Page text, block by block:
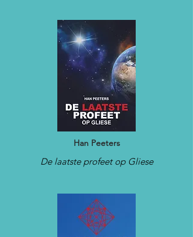
Han Peeters
De laatste profeet op Gliese